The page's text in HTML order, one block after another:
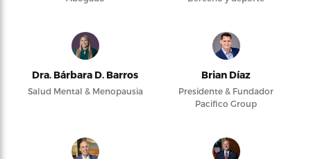
Dra. Bárbara D. Barros
Salud Mental & Menopausia
Brian Díaz
Presidente & Fundador
Pacifico Group